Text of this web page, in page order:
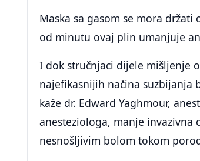
Maska sa gasom se mora
od minutu ovaj plin umanjuje
I dok stručnjaci dijele mišljenje
najefikasnijih načina
kaže dr. Edward Yaghmour,
anesteziologa, manje invazivna
nesnošljivim bolom tokom